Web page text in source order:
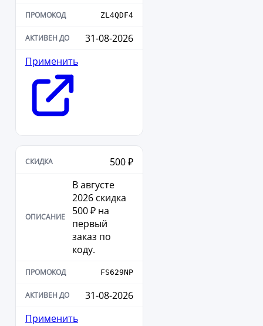
ZL4QDF4
31-08-2026
Применить
500 ₽
В августе
2026 скидка
500 ₽ на
первый
заказ по
коду.
FS629NP
31-08-2026
Применить